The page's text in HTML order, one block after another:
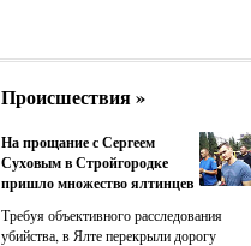
Происшествия »
На прощание с Сергеем
Суховым в Стройгородке
пришло множество ялтинцев
Требуя объективного расследования
убийства, в Ялте перекрыли дорогу